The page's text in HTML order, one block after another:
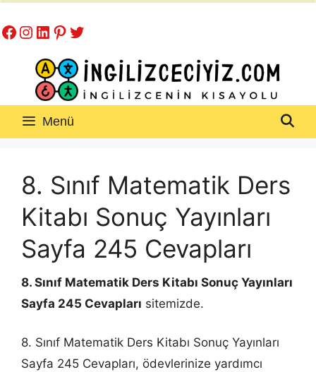
atla
Facebook
Instagram
LinkedIn
Pinterest
Twitter
Menü
8. Sınıf Matematik Ders
Kitabı Sonuç Yayınları
Sayfa 245 Cevapları
8. Sınıf Matematik Ders Kitabı Sonuç Yayınları
Sayfa 245 Cevapları sitemizde.
8. Sınıf Matematik Ders Kitabı Sonuç Yayınları
Sayfa 245 Cevapları, ödevlerinize yardımcı